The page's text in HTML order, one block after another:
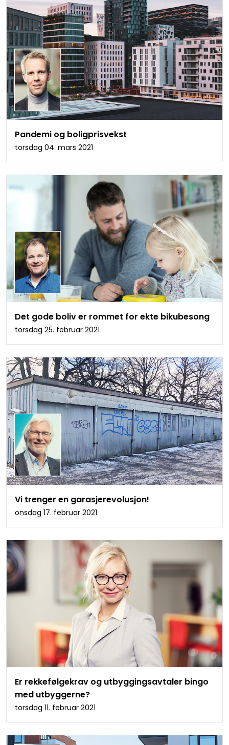
Pandemi og boligprisvekst
torsdag 04. mars 2021
Det gode boliv er rommet for ekte bikubesong
torsdag 25. februar 2021
Vi trenger en garasjerevolusjon!
onsdag 17. februar 2021
Er rekkefølgekrav og utbyggingsavtaler bingo
med utbyggerne?
torsdag 11. februar 2021